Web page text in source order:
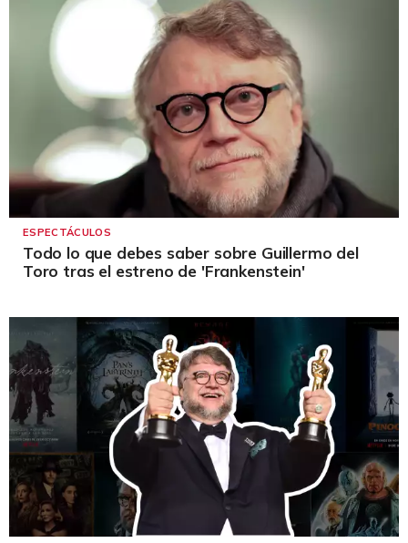
ESPECTÁCULOS
Todo lo que debes saber sobre Guillermo del
Toro tras el estreno de 'Frankenstein'